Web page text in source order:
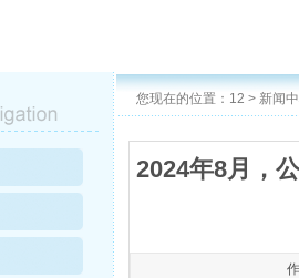
您现在的位置： 12 > 新闻
2024年8月，